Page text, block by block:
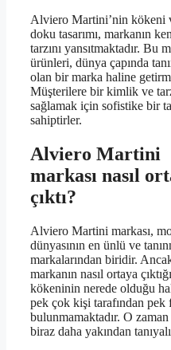
Alviero Martini’nin kökeni
doku tasarımı, markanın
tarzını yansıtmaktadır. Bu
ürünleri, dünya çapında
olan bir marka haline
Müşterilere bir kimlik ve
sağlamak için sofistike bir
sahiptirler.
Alviero Martini
markası nasıl
çıktı?
Alviero Martini markası,
dünyasının en ünlü ve
markalarından biridir.
markanın nasıl ortaya
kökeninin nerede olduğu
pek çok kişi tarafından pek
bulunmamaktadır. O
biraz daha yakından